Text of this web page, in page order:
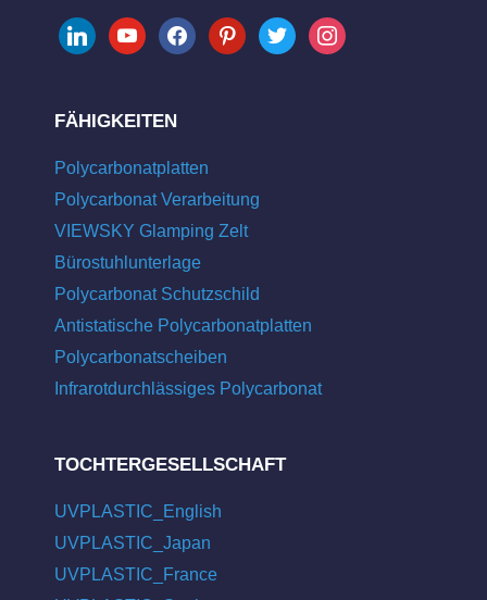
linkedinyoutubefacebookpinteresttwitter instagram
FÄHIGKEITEN
Polycarbonatplatten
Polycarbonat Verarbeitung
VIEWSKY Glamping Zelt
Bürostuhlunterlage
Polycarbonat Schutzschild
Antistatische Polycarbonatplatten
Polycarbonatscheiben
Infrarotdurchlässiges Polycarbonat
TOCHTERGESELLSCHAFT
UVPLASTIC_English
UVPLASTIC_Japan
UVPLASTIC_France